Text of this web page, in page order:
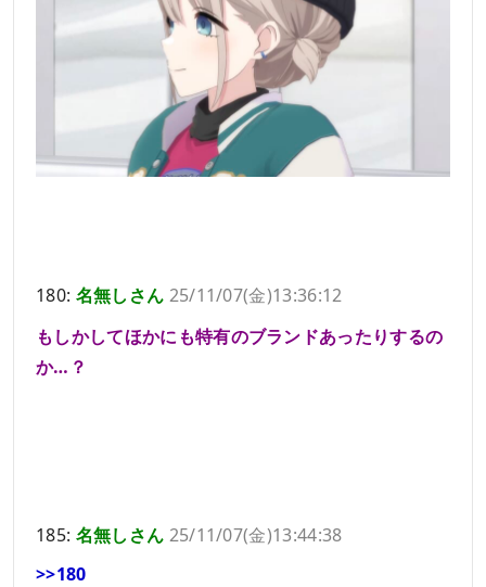
180: 名無しさん 25/11/07(金)13:36:12
もしかしてほかにも特有のブランドあったりするの
か…？
185: 名無しさん 25/11/07(金)13:44:38
>>180